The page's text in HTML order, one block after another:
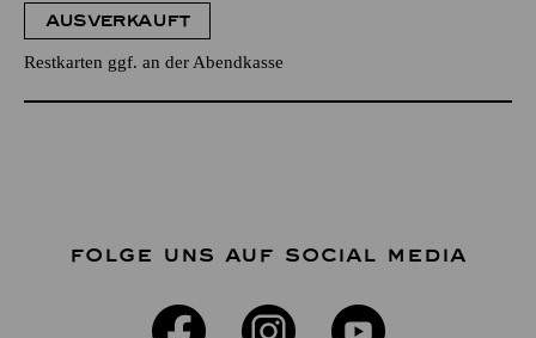
AUSVERKAUFT
Restkarten ggf. an der Abendkasse
FOLGE UNS AUF SOCIAL MEDIA